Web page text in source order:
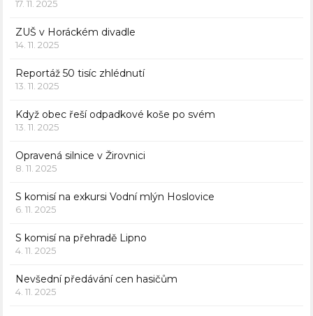
17. 11. 2025
ZUŠ v Horáckém divadle
14. 11. 2025
Reportáž 50 tisíc zhlédnutí
13. 11. 2025
Když obec řeší odpadkové koše po svém
13. 11. 2025
Opravená silnice v Žirovnici
8. 11. 2025
S komisí na exkursi Vodní mlýn Hoslovice
6. 11. 2025
S komisí na přehradě Lipno
4. 11. 2025
Nevšední předávání cen hasičům
4. 11. 2025